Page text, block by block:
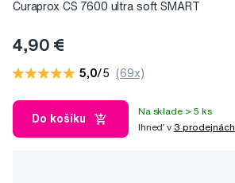
Curaprox CS 7600 ultra soft SMART
4,90 €
5,0/5 (69x)
Do košíku
Na sklade > 5 ks
Ihneď v 3 prodejnách